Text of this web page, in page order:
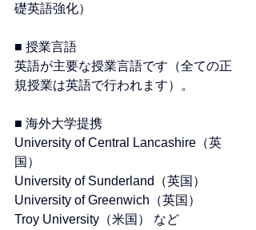
礎英語強化）
■ 授業言語
英語が主要な授業言語です（全ての正
規授業は英語で行われます）。
■ 海外大学提携
University of Central Lancashire（英
国）
University of Sunderland（英国）
University of Greenwich（英国）
Troy University（米国） など